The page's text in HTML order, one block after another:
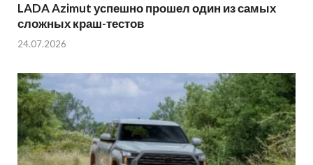
LADA Azimut успешно прошел один из самых
сложных краш-тестов
24.07.2026